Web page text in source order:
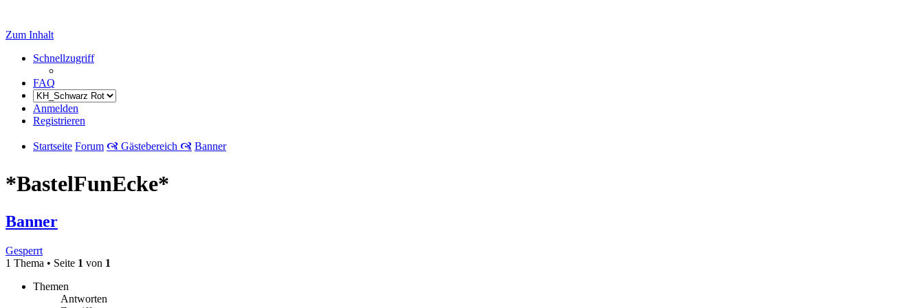
Zum Inhalt
Schnellzugriff
FAQ
Anmelden
Registrieren
Startseite Forum 🙧 Gästebereich 🙧 Banner
*BastelFunEcke*
Banner
Gesperrt
1 Thema • Seite 1 von 1
Themen
Antworten